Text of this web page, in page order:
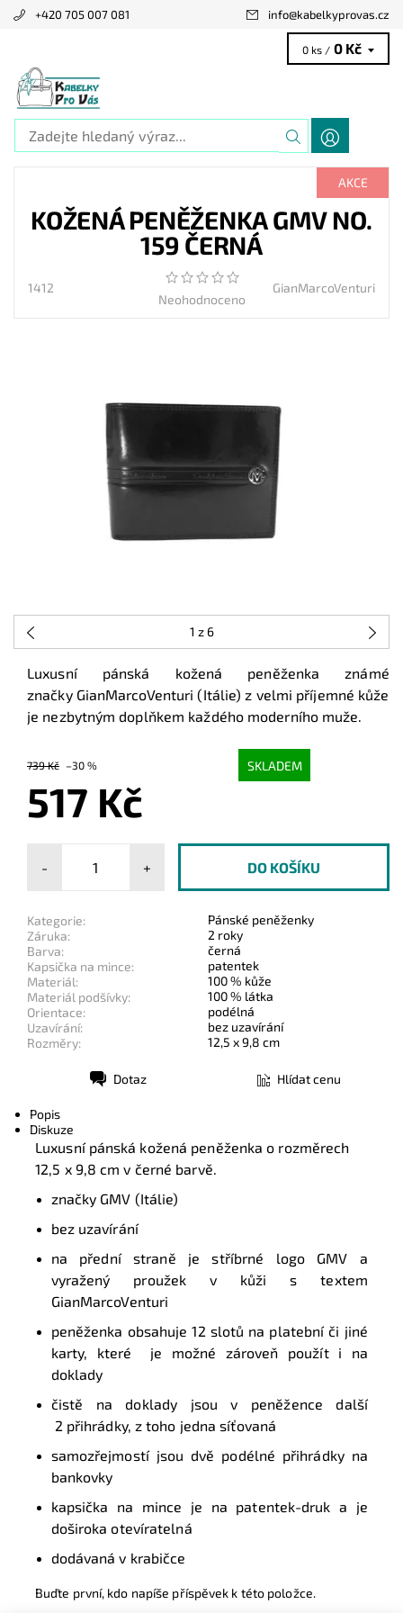
+420 705 007 081 info@kabelkyprovas.cz
0 ks / 0 Kč
AKCE
KOŽENÁ PENĚŽENKA GMV NO.
159 ČERNÁ
1412
Neohodnoceno
GianMarcoVenturi
1 z 6
Luxusní pánská kožená peněženka známé
značky GianMarcoVenturi (Itálie) z velmi příjemné kůže
je nezbytným doplňkem každého moderního muže.
739 Kč –30 % SKLADEM
517 Kč
- +
Kategorie:
Pánské peněženky
Záruka:
2 roky
Barva:
černá
Kapsička na mince:
patentek
Materiál:
100 % kůže
Materiál podšívky:
100 % látka
Orientace:
podélná
Uzavírání:
bez uzavírání
Rozměry:
12,5 x 9,8 cm
Dotaz Hlídat cenu
Popis
Diskuze
Luxusní pánská kožená peněženka o rozměrech
12,5 x 9,8 cm v černé barvě.
značky GMV (Itálie)
bez uzavírání
na přední straně je stříbrné logo GMV a
vyražený proužek v kůži s textem
GianMarcoVenturi
peněženka obsahuje 12 slotů na platební či jiné
karty, které je možné zároveň použít i na
doklady
čistě na doklady jsou v peněžence další
2 přihrádky, z toho jedna síťovaná
samozřejmostí jsou dvě podélné přihrádky na
bankovky
kapsička na mince je na patentek-druk a je
doširoka otevíratelná
dodávaná v krabičce
Buďte první, kdo napíše příspěvek k této položce.